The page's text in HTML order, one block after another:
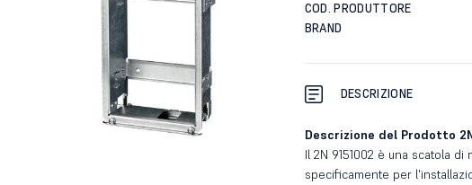
COD. PRODUTTORE
BRAND
DESCRIZIONE
Descrizione del Prodotto
Il 2N 9151002 è una scatola
specificamente per